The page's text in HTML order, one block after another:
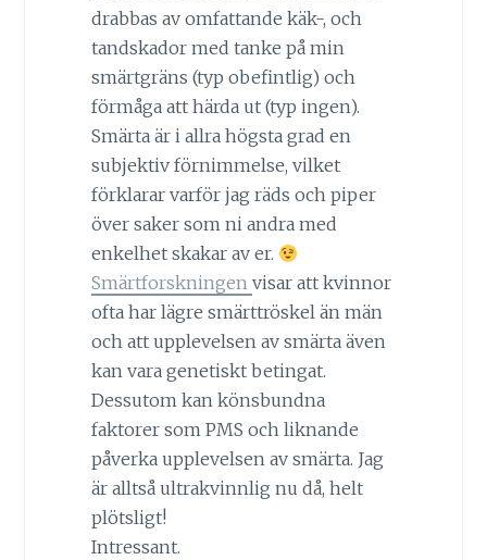
drabbas av omfattande käk-, och
tandskador med tanke på min
smärtgräns (typ obefintlig) och
förmåga att härda ut (typ ingen).
Smärta är i allra högsta grad en
subjektiv förnimmelse, vilket
förklarar varför jag räds och piper
över saker som ni andra med
enkelhet skakar av er.
Smärtforskningen visar att kvinnor
ofta har lägre smärttröskel än män
och att upplevelsen av smärta även
kan vara genetiskt betingat.
Dessutom kan könsbundna
faktorer som PMS och liknande
påverka upplevelsen av smärta. Jag
är alltså ultrakvinnlig nu då, helt
plötsligt!
Intressant.